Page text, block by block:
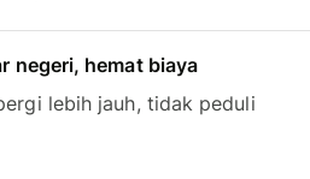
negeri, hemat biaya
lebih jauh, tidak peduli